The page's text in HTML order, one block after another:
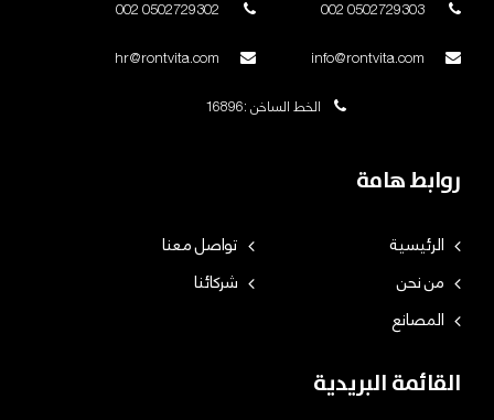
الخط الساخن :16896
روابط هامة
الرئيسية
تواصل معنا
من نحن
شركائنا
المصانع
القائمة البريدية